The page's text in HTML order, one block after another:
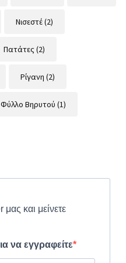
Νισεστέ(2)
Πατάτες (2)
Ρίγανη (2)
Φύλλο Βηρυτού (1)